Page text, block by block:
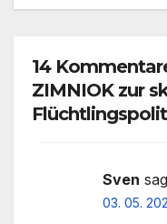
14
ZIMNIOK zur
Sven
03. 05.